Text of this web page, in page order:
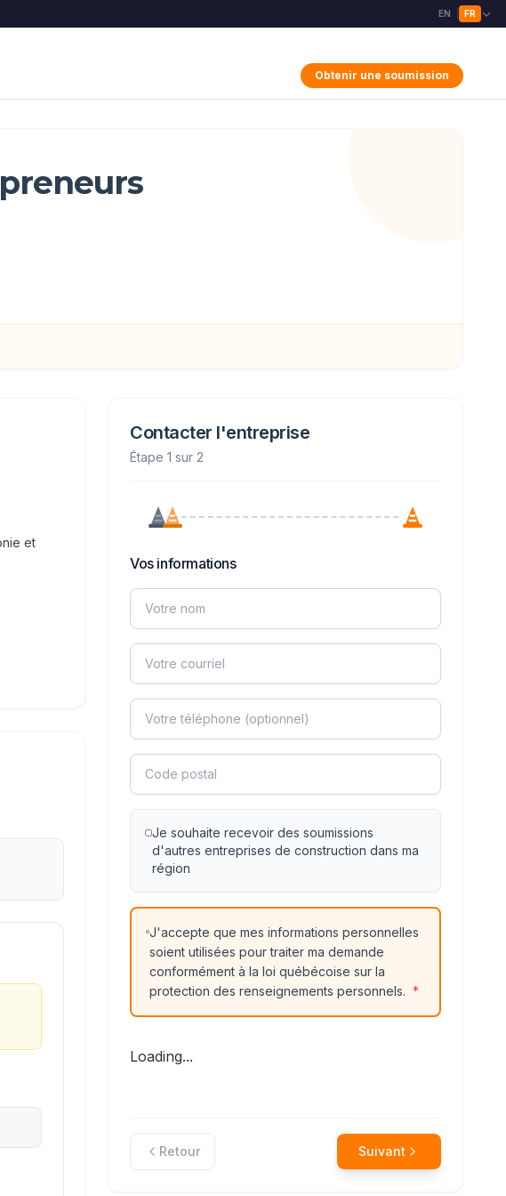
EN FR
Obtenir une soumission
et
Contacter l'entreprise
Étape 1 sur 2
Vos informations
Je souhaite recevoir des soumissions
d'autres entreprises de construction dans ma
région
J'accepte que mes informations personnelles
soient utilisées pour traiter ma demande
conformément à la loi québécoise sur la
protection des renseignements personnels. *
Loading...
Retour Suivant